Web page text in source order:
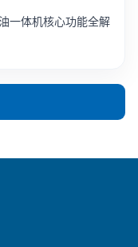
一体机核心功能全解